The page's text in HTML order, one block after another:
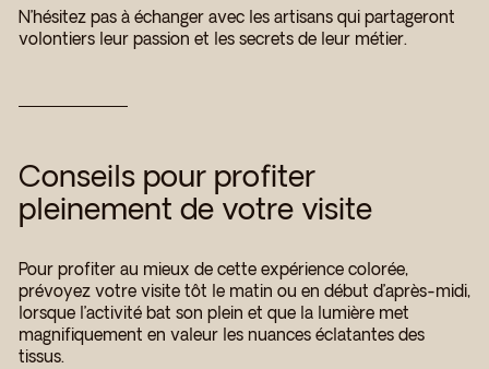
N’hésitez pas à échanger avec les artisans qui partageront
volontiers leur passion et les secrets de leur métier.
Conseils pour profiter
pleinement de votre visite
Pour profiter au mieux de cette expérience colorée,
prévoyez votre visite tôt le matin ou en début d’après-midi,
lorsque l’activité bat son plein et que la lumière met
magnifiquement en valeur les nuances éclatantes des
tissus.